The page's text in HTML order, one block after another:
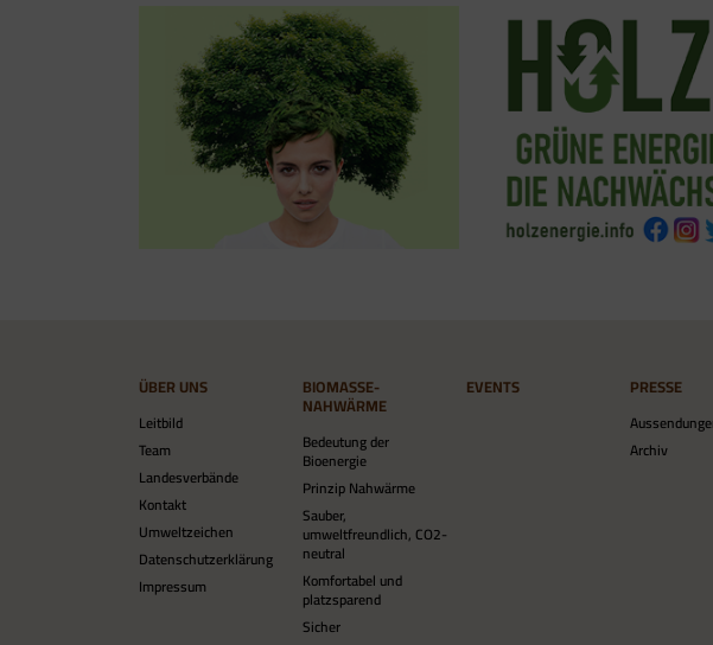
ÜBER UNS
Leitbild
Team
Landesverbände
Kontakt
Umweltzeichen
Datenschutzerklärung
Impressum
BIOMASSE-
NAHWÄRME
Bedeutung der
Bioenergie
Prinzip Nahwärme
Sauber,
umweltfreundlich, CO2-
neutral
Komfortabel und
platzsparend
Sicher
EVENTS PRESSE
Archiv